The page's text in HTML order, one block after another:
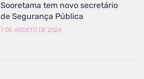
Sooretama tem novo secretário
de Segurança Pública
7 DE AGOSTO DE 2026